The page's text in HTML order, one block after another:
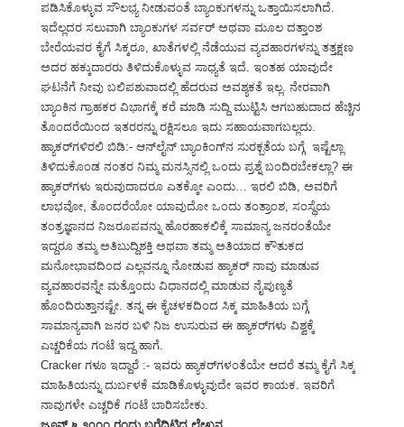
ಪಡಿಸಿಕೊಳ್ಳುವ ಸೌಲಭ್ಯ ನೀಡುವಂತೆ ಬ್ಯಾಂಕುಗಳನ್ನು ಒತ್ತಾಯಿಸಲಾಗಿದೆ.
ಇದೆಲ್ಲದರ ಸಲುವಾಗಿ ಬ್ಯಾಂಕುಗಳ ಸರ್ವರ್ ಅಥವಾ ಮೂಲ ದತ್ತಾಂಶ
ಬೇರೆಯವರ ಕೈಗೆ ಸಿಕ್ಕರೂ, ಖಾತೆಗಳಲ್ಲಿ ನೆಡೆಯುವ ವ್ಯವಹಾರಗಳನ್ನು ತತ್ತಕ್ಷಣ
ಅದರ ಹಕ್ಕುದಾರರು ತಿಳಿದುಕೊಳ್ಳುವ ಸಾಧ್ಯತೆ ಇದೆ. ಇಂತಹ ಯಾವುದೇ
ಘಟನೆಗೆ ನೀವು ಬಲಿಪಶುವಾದಲ್ಲಿ ಹೆದರುವ ಅವಶ್ಯಕತೆ ಇಲ್ಲ. ನೇರವಾಗಿ
ಬ್ಯಾಂಕಿನ ಗ್ರಾಹಕರ ವಿಭಾಗಕ್ಕೆ ಕರೆ ಮಾಡಿ ಸುದ್ದಿ ಮುಟ್ಟಿಸಿ ಆಗಬಹುದಾದ ಹೆಚ್ಚಿನ
ತೊಂದರೆಯಿಂದ ಇತರರನ್ನು ರಕ್ಷಿಸಲೂ ಇದು ಸಹಾಯವಾಗಬಲ್ಲದು.
ಹ್ಯಾಕರ್‌ಗಳಿರಲಿ ಬಿಡಿ:- ಆನ್‌ಲೈನ್ ಬ್ಯಾಂಕಿಂಗ್‌ನ ಸುರಕ್ಬತೆಯ ಬಗ್ಗೆ ಇಷ್ಟೆಲ್ಲಾ
ತಿಳಿದುಕೊಂಡ ನಂತರ ನಿಮ್ಮ ಮನಸ್ಸಿನಲ್ಲಿ ಒಂದು ಪ್ರಶ್ನೆ ಬಂದಿರಬೇಕಲ್ಲಾ? ಈ
ಹ್ಯಾಕರ್‌ಗಳು ಇರುವುದಾದರೂ ಎತಕ್ಕೋ ಎಂದು… ಇರಲಿ ಬಿಡಿ, ಅವರಿಗೆ
ಲಾಭವೋ, ತೊಂದರೆಯೋ ಯಾವುದೋ ಒಂದು ತಂತ್ರಾಂಶ, ಸಂಸ್ಥೆಯ
ತಂತ್ರಜ್ಞಾನದ ನಿಜರೂಪವನ್ನು ಹೊರಹಾಕಲಿಕ್ಕೆ ಸಾಮಾನ್ಯ ಜನರಂತೆಯೇ
ಇದ್ದರೂ ತಮ್ಮ ಅತಿಬುದ್ದಿಶಕ್ತಿ ಅಥವಾ ತಮ್ಮ ಅತಿಯಾದ ಕೌತುಕದ
ಮನೋಭಾವದಿಂದ ಎಲ್ಲವನ್ನೂ ನೋಡುವ ಹ್ಯಾಕರ್ ನಾವು ಮಾಡುವ
ವ್ಯವಹಾರವನ್ನೇ ಮತ್ತೊಂದು ವಿಧಾನದಲ್ಲಿ ಮಾಡುವ ನೈಪುಣ್ಯತೆ
ಹೊಂದಿರುತ್ತಾನಷ್ಟೇ. ತನ್ನ ಈ ಕೈಚಳಕದಿಂದ ಸಿಕ್ಕ ಮಾಹಿತಿಯ ಬಗ್ಗೆ
ಸಾಮಾನ್ಯವಾಗಿ ಜನರ ಬಳಿ ನಿಜ ಉಸುರುವ ಈ ಹ್ಯಾಕರ್‌ಗಳು ವಿಶ್ವಕ್ಕೆ
ಎಚ್ಚರಿಕೆಯ ಗಂಟೆ ಇದ್ದ ಹಾಗೆ.
Cracker ಗಳೂ ಇದ್ದಾರೆ :- ಇವರು ಹ್ಯಾಕರ್‌ಗಳಂತೆಯೇ ಆದರೆ ತಮ್ಮ ಕೈಗೆ ಸಿಕ್ಕ
ಮಾಹಿತಿಯನ್ನು ದುರ್ಬಳಕೆ ಮಾಡಿಕೊಳ್ಳುವುದೇ ಇವರ ಕಾಯಕ. ಇವರಿಗೆ
ನಾವುಗಳೇ ಎಚ್ಚರಿಕೆ ಗಂಟೆ ಬಾರಿಸಬೇಕು.